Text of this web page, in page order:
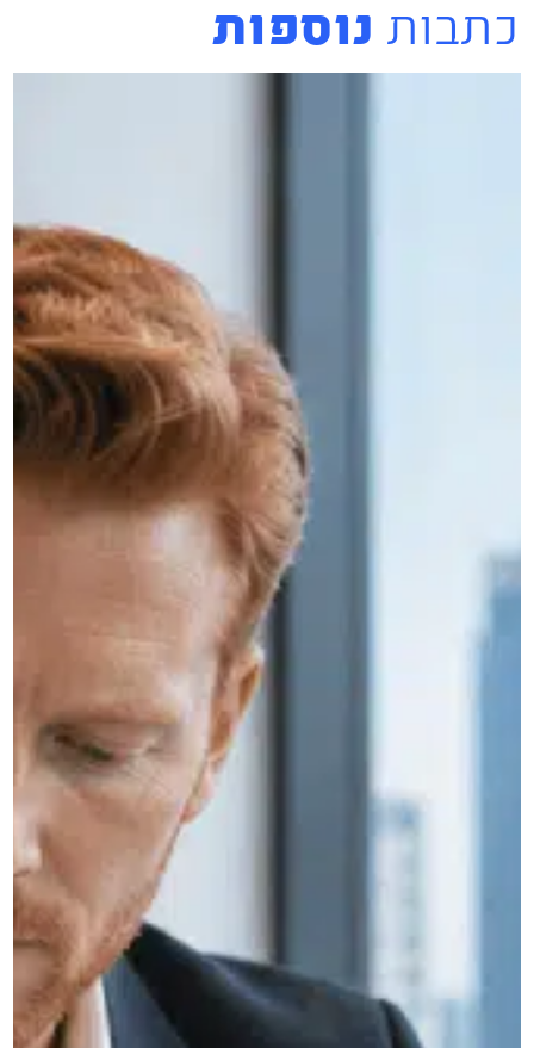
כתבות נוספות